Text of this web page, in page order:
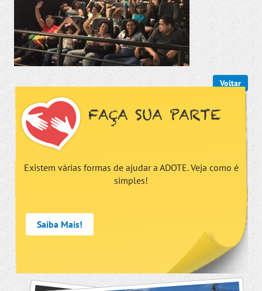
Voltar
FAÇA SUA PARTE
Existem várias formas de ajudar a ADOTE. Veja como é
simples!
Saiba Mais!